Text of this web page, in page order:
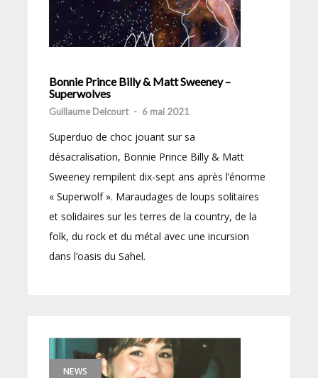
Bonnie Prince Billy & Matt Sweeney –
Superwolves
Guillaume Delcourt - 6 mai 2021
Superduo de choc jouant sur sa
désacralisation, Bonnie Prince Billy & Matt
Sweeney rempilent dix-sept ans après l’énorme
« Superwolf ». Maraudages de loups solitaires
et solidaires sur les terres de la country, de la
folk, du rock et du métal avec une incursion
dans l’oasis du Sahel.
NEWS